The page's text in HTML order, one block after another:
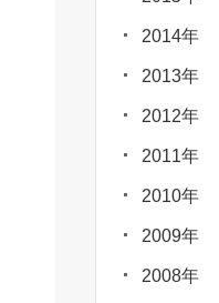
2014年
2013年
2012年
2011年
2010年
2009年
2008年